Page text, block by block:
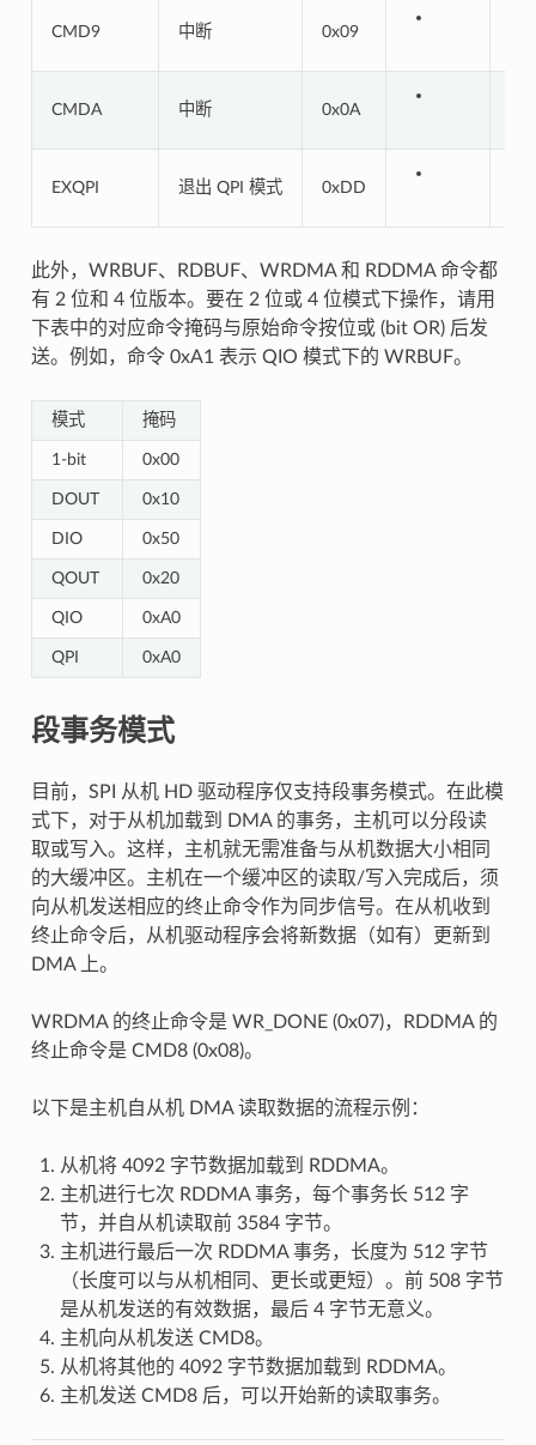
CMD9 中断 0x09
CMDA 中断 0x0A
EXQPI 退出 QPI 模式 0xDD
此外，WRBUF、RDBUF、WRDMA 和 RDDMA 命令都
有 2 位和 4 位版本。要在 2 位或 4 位模式下操作，请用
下表中的对应命令掩码与原始命令按位或 (bit OR) 后发
送。例如，命令 0xA1 表示 QIO 模式下的 WRBUF。
模式 掩码
1-bit 0x00
DOUT 0x10
DIO 0x50
QOUT 0x20
QIO 0xA0
QPI 0xA0
段事务模式
目前，SPI 从机 HD 驱动程序仅支持段事务模式。在此模
式下，对于从机加载到 DMA 的事务，主机可以分段读
取或写入。这样，主机就无需准备与从机数据大小相同
的大缓冲区。主机在一个缓冲区的读取/写入完成后，须
向从机发送相应的终止命令作为同步信号。在从机收到
终止命令后，从机驱动程序会将新数据（如有）更新到
DMA 上。
WRDMA 的终止命令是 WR_DONE (0x07)，RDDMA 的
终止命令是 CMD8 (0x08)。
以下是主机自从机 DMA 读取数据的流程示例：
从机将 4092 字节数据加载到 RDDMA。
主机进行七次 RDDMA 事务，每个事务长 512 字
节，并自从机读取前 3584 字节。
主机进行最后一次 RDDMA 事务，长度为 512 字节
（长度可以与从机相同、更长或更短）。前 508 字节
是从机发送的有效数据，最后 4 字节无意义。
主机向从机发送 CMD8。
从机将其他的 4092 字节数据加载到 RDDMA。
主机发送 CMD8 后，可以开始新的读取事务。